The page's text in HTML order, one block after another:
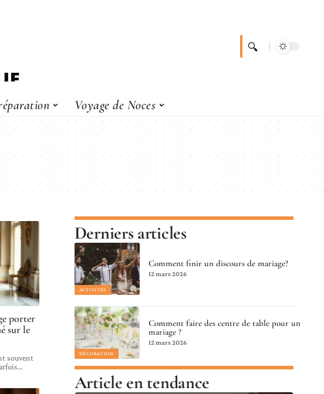
Voyage de Noces
porter
sur le
souvent
…
Derniers articles
ACTIVITÉS
Comment finir un discours de mariage?
12 mars 2026
DÉCORATION
Comment faire des centre de table pour un
mariage ?
12 mars 2026
Article en tendance